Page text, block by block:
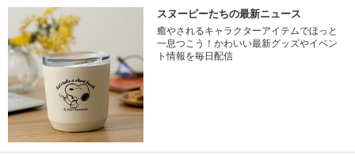
スヌーピーたちの最新ニュース
癒やされるキャラクターアイテムでほっと
一息つこう！かわいい最新グッズやイベン
ト情報を毎日配信